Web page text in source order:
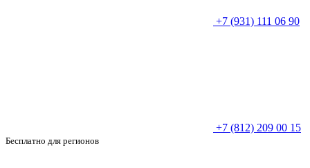
+7 (931) 111 06 90
+7 (812) 209 00 15
Бесплатно для регионов